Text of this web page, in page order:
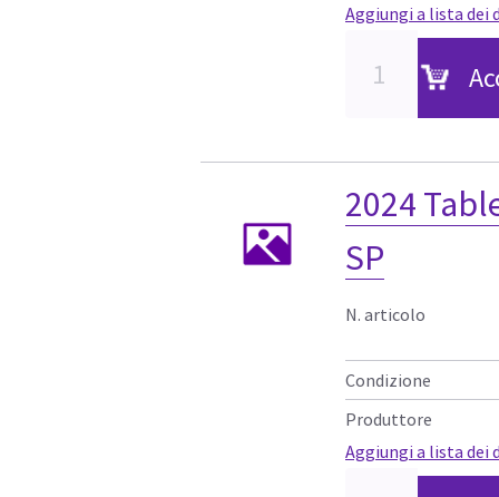
Aggiungi a lista dei
2024
SP
N. articolo
Condizione
Produttore
Aggiungi a lista dei